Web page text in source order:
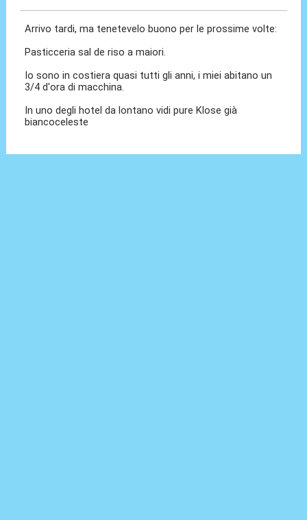
Arrivo tardi, ma tenetevelo buono per le prossime volte:
Pasticceria sal de riso a maiori.
Io sono in costiera quasi tutti gli anni, i miei abitano un
3/4 d'ora di macchina.
In uno degli hotel da lontano vidi pure Klose già
biancoceleste